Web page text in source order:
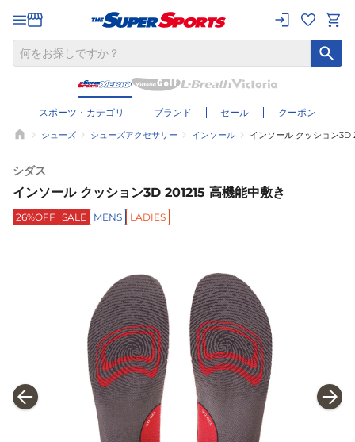
スポーツ・カテゴリ ブランド セール クーポン
シューズ シューズアクセサリー インソール インソール クッション3D
シダス
インソール クッション3D 201215 高機能中敷き
26%OFF SALE MENS LADIES